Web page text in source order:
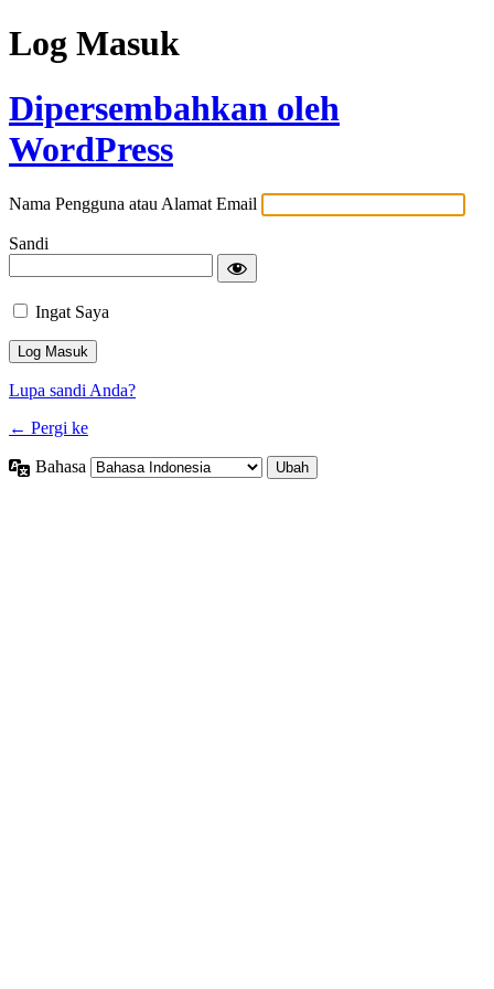
Log Masuk
Dipersembahkan oleh
WordPress
Nama Pengguna atau Alamat Email
Sandi
Ingat Saya
Lupa sandi Anda?
← Pergi ke
Bahasa